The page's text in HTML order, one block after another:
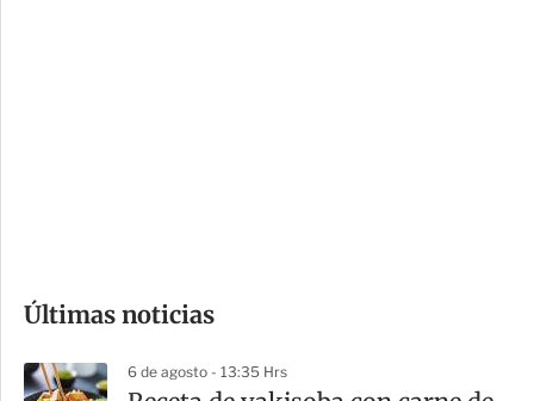
m
a
Últimas noticias
6 de agosto - 13:35 Hrs